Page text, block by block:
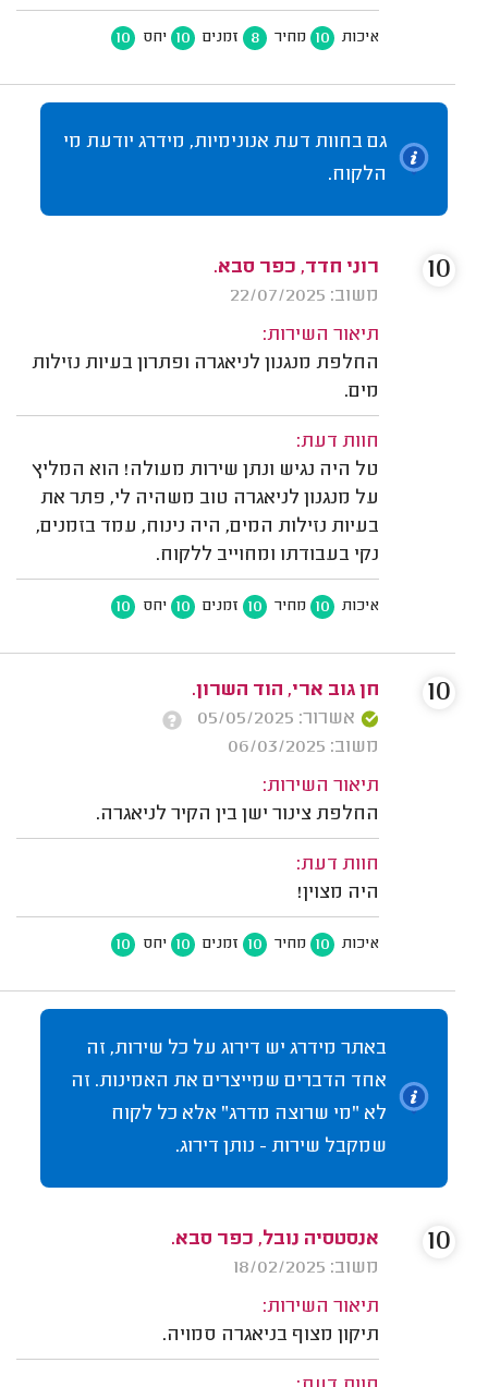
איכות 10 מחיר 8 זמנים 10 יחס 10
גם בחוות דעת אנונימיות, מידרג יודעת מי
הלקוח.
רוני חדד, כפר סבא.
משוב: 22/07/2025
תיאור השירות:
החלפת מנגנון לניאגרה ופתרון בעיות נזילות
מים.
חוות דעת:
טל היה נגיש ונתן שירות מעולה! הוא המליץ
על מנגנון לניאגרה טוב משהיה לי, פתר את
בעיות נזילות המים, היה נינוח, עמד בזמנים,
נקי בעבודתו ומחוייב ללקוח.
איכות 10 מחיר 10 זמנים 10 יחס 10
10
חן גוב ארי, הוד השרון.
אשרור: 05/05/2025
משוב: 06/03/2025
תיאור השירות:
החלפת צינור ישן בין הקיר לניאגרה.
חוות דעת:
היה מצוין!
איכות 10 מחיר 10 זמנים 10 יחס 10
10
באתר מידרג יש דירוג על כל שירות, זה
אחד הדברים שמייצרים את האמינות. זה
לא "מי שרוצה מדרג" אלא כל לקוח
שמקבל שירות - נותן דירוג.
אנסטסיה נובל, כפר סבא.
משוב: 18/02/2025
תיאור השירות:
תיקון מצוף בניאגרה סמויה.
10